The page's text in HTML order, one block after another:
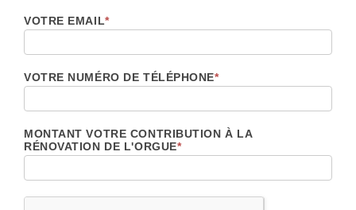
VOTRE EMAIL*
VOTRE NUMÉRO DE TÉLÉPHONE*
MONTANT VOTRE CONTRIBUTION À LA
RÉNOVATION DE L'ORGUE*